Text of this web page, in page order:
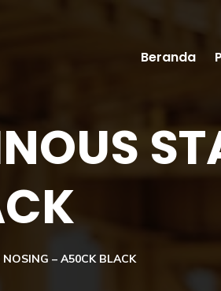
Beranda
– A50CK BLACK